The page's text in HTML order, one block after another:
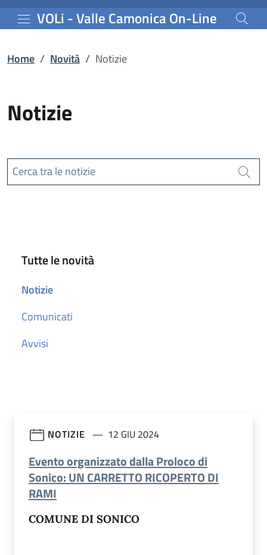
Vai al contenuto principale
Notizie | VOLi - Valle
VOLi - Valle Camonica On-Line
Home / Novità / Notizie
Notizie
Cerca tra le notizie
Cerca
Tutte le novità
Notizie
Comunicati
Avvisi
NOTIZIE 12 GIU 2024
Evento organizzato dalla Proloco di
Sonico: UN CARRETTO RICOPERTO DI
RAMI
COMUNE DI SONICO